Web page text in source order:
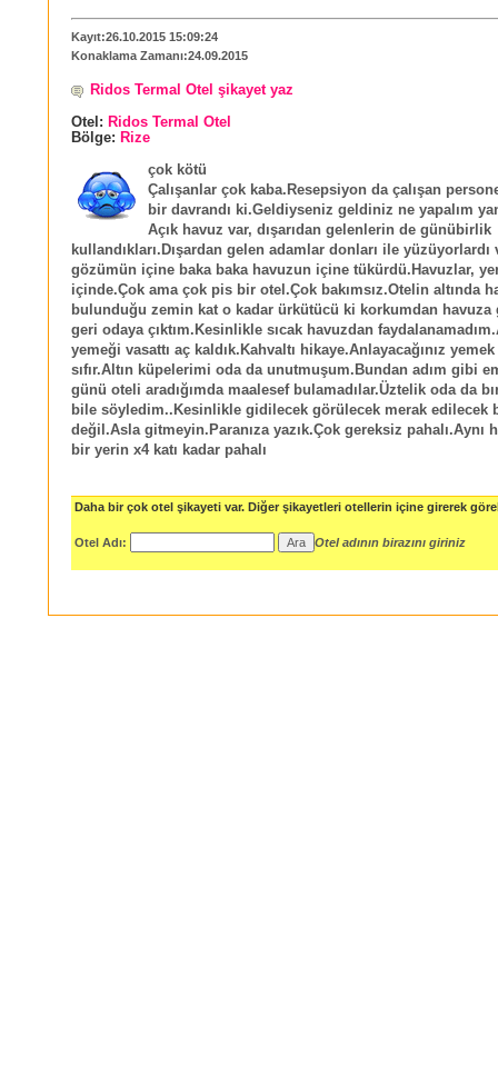
Kayıt:26.10.2015 15:09:24
Konaklama Zamanı:24.09.2015
Ridos Termal Otel şikayet yaz
Otel: Ridos Termal Otel
Bölge: Rize
çok kötü
Çalışanlar çok kaba.Resepsiyon da çalışan
bir davrandı ki.Geldiyseniz geldiniz ne yapalım
Açık havuz var, dışarıdan gelenlerin de günübirlik
kullandıkları.Dışardan gelen adamlar donları ile
gözümün içine baka baka havuzun içine tükürdü.Havuzlar,
içinde.Çok ama çok pis bir otel.Çok bakımsız.Otelin altında
bulunduğu zemin kat o kadar ürkütücü ki korkumdan havuza
geri odaya çıktım.Kesinlikle sıcak havuzdan
yemeği vasattı aç kaldık.Kahvaltı hikaye.Anlayacağınız yemek
sıfır.Altın küpelerimi oda da unutmuşum.Bundan adım gibi
günü oteli aradığımda maalesef bulamadılar.Üztelik oda da
bile söyledim..Kesinlikle gidilecek görülecek merak edilecek
değil.Asla gitmeyin.Paranıza yazık.Çok gereksiz pahalı.Aynı
bir yerin x4 katı kadar pahalı
Daha bir çok otel şikayeti var. Diğer şikayetleri otellerin içine girerek
Otel Adı: Otel adının birazını giriniz